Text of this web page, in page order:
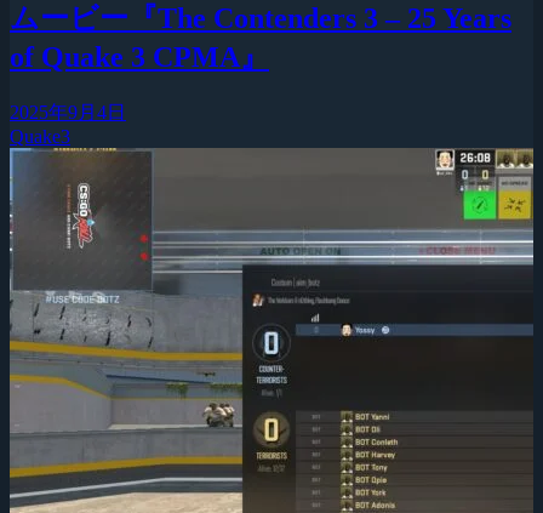
ムービー『The Contenders 3 – 25 Years
of Quake 3 CPMA』
2025年9月4日
Quake3